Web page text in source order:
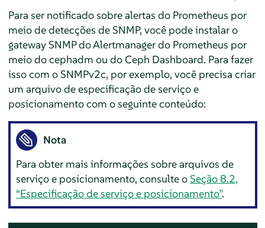
Para ser notificado sobre alertas do Prometheus por
meio de detecções de SNMP, você pode instalar o
gateway SNMP do Alertmanager do Prometheus por
meio do cephadm ou do Ceph Dashboard. Para fazer
isso com o SNMPv2c, por exemplo, você precisa criar
um arquivo de especificação de serviço e
posicionamento com o seguinte conteúdo:
Nota
Para obter mais informações sobre arquivos de
serviço e posicionamento, consulte oSeção 8.2,
“Especificação de serviço e posicionamento”.